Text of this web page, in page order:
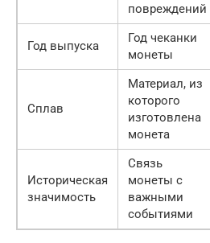
повреждений
Год выпуска
Год чеканки
монеты
Сплав
Материал, из
которого
изготовлена
монета
Историческая
значимость
Связь
монеты с
важными
событиями